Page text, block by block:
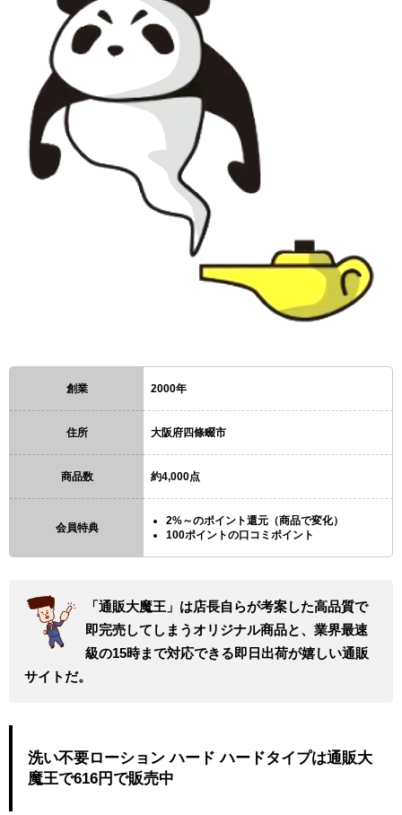
創業 2000年
住所 大阪府四條畷市
商品数 約4,000点
会員特典
2%～のポイント還元（商品で変化）
100ポイントの口コミポイント
「通販大魔王」は店長自らが考案した高品質で
即完売してしまうオリジナル商品と、業界最速
級の15時まで対応できる即日出荷が嬉しい通販
サイトだ。
洗い不要ローション ハード ハードタイプは通販大
魔王で616円で販売中